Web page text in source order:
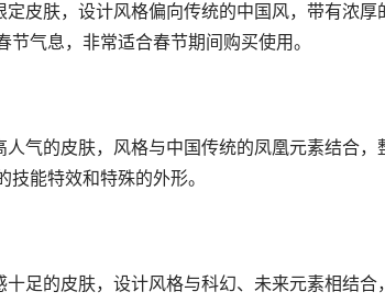
皮肤，设计风格偏向传统的中国风，带有浓
气息，非常适合春节期间购买使用。
气的皮肤，风格与中国传统的凤凰元素结合
能特效和特殊的外形。
足的皮肤，设计风格与科幻、未来元素相结